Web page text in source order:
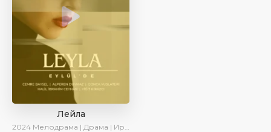
Лейла
2024 Мелодрама | Драма | Ирина Котова | AveTurk | AlisaDirilis | Сериалы 2024